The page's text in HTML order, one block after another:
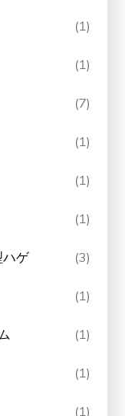
(1)
(1)
(7)
(1)
(1)
(1)
ハゲ (3)
(1)
(1)
(1)
(1)